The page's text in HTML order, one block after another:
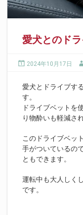
愛犬とのド
2024年10月17日
愛犬とドライブす
す。
ドライブベットを
り物酔いも軽減さ
このドライブベッ
手がついているの
ともできます。
運転中も大人しく
です。